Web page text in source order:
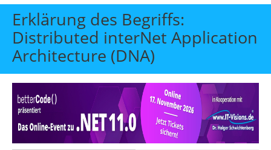
Start
Themen
Beratung
Offene Seminare
Wissen
Über uns
Erklärung des Begriffs:
Distributed interNet Application
Architecture (DNA)